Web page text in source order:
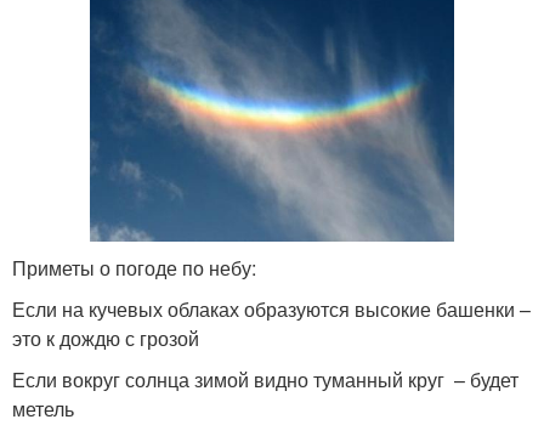
Приметы о погоде по небу:
Если на кучевых облаках образуются высокие башенки –
это к дождю с грозой
Если вокруг солнца зимой видно туманный круг – будет
метель